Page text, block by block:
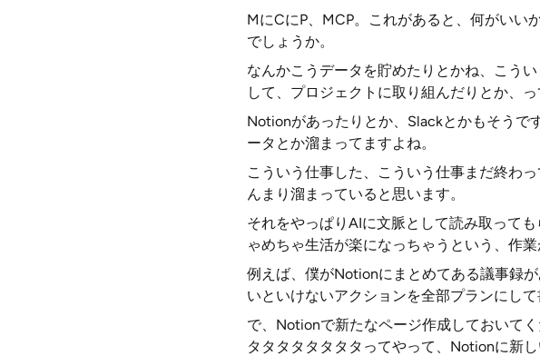
MにCにP、MCP。これがあると、何がいい
でしょうか。
なんかこうデータを貯めたりとかね、こう
して、プロジェクトに取り組んだりとか、
Notionがあったりとか、Slackとかもそうで
ータとか溜まってますよね。
こういう仕事した、こういう仕事まだ終わ
んまり溜まっていると思います。
それをやっぱりAIに文脈として読み取って
ゃめちゃ生活が楽になっちゃうという、作
例えば、僕がNotionにまとめてある議事録
いといけないアクションを全部プランにして
で、Notionで新たなページ作成しておいて
タタタタタタタタってやって、Notionに新